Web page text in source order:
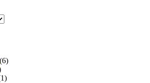
(6)